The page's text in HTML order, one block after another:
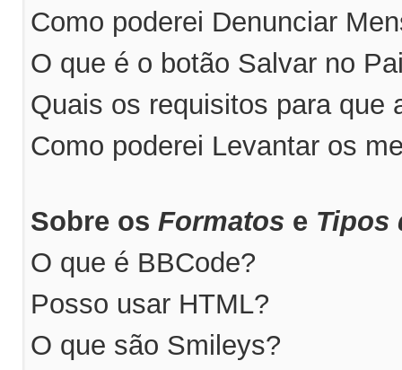
Como poderei Denunciar
O que é o botão Salvar no
Quais os requisitos para que
Como poderei Levantar os
Sobre os Formatos e Tipos
O que é BBCode?
Posso usar HTML?
O que são Smileys?